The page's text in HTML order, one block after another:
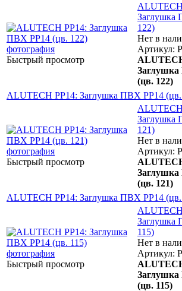
Быстрый просмотр
Заглушка
122)
Нет в
Артикул:
(цв. 122)
ALUTECH PP14: Заглушка ПВХ PP14
Быстрый просмотр
Заглушка
121)
Нет в
Артикул:
(цв. 121)
ALUTECH PP14: Заглушка ПВХ PP14 (цв.
Быстрый просмотр
Заглушка
115)
Нет в
Артикул:
(цв. 115)